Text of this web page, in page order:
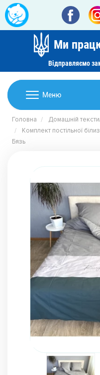
Ми
Відправляємо
Меню
Домашній
Ковдри
Подушки
Пледи
Покривала
Рушники
Наматрацники
Комплекти з ковдр,
Дитячі товари
Акції
Головна Домашній
Комплект постільної
Бязь